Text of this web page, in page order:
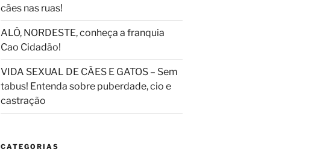
cães nas ruas!
ALÔ, NORDESTE, conheça a franquia
Cao Cidadão!
VIDA SEXUAL DE CÃES E GATOS – Sem
tabus! Entenda sobre puberdade, cio e
castração
CATEGORIAS